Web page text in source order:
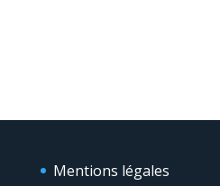
Mentions légales